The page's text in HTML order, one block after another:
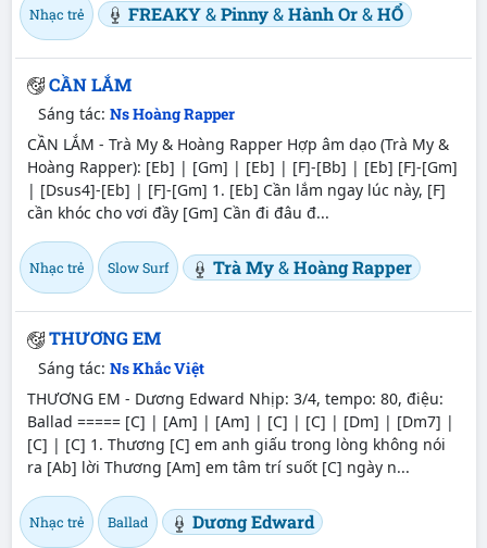
Nhạc trẻ FREAKY&Pinny&Hành Or&HỔ
CẦN LẮM
Sáng tác: Ns Hoàng Rapper
CẦN LẮM - Trà My & Hoàng Rapper Hợp âm dạo (Trà My &
Hoàng Rapper): [Eb] | [Gm] | [Eb] | [F]-[Bb] | [Eb] [F]-[Gm]
| [Dsus4]-[Eb] | [F]-[Gm] 1. [Eb] Cần lắm ngay lúc này, [F]
cần khóc cho vơi đầy [Gm] Cần đi đâu đ...
Nhạc trẻ Slow Surf Trà My&Hoàng Rapper
THƯƠNG EM
Sáng tác: Ns Khắc Việt
THƯƠNG EM - Dương Edward Nhịp: 3/4, tempo: 80, điệu:
Ballad ===== [C] | [Am] | [Am] | [C] | [C] | [Dm] | [Dm7] |
[C] | [C] 1. Thương [C] em anh giấu trong lòng không nói
ra [Ab] lời Thương [Am] em tâm trí suốt [C] ngày n...
Nhạc trẻ Ballad Dương Edward